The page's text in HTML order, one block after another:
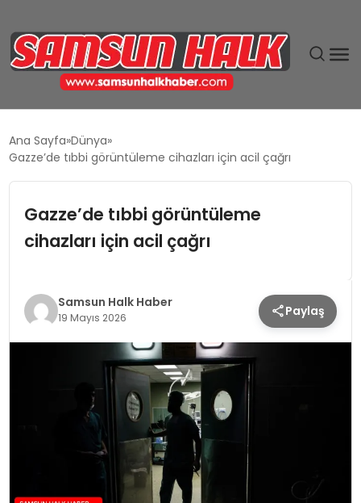
EKONOMI
MAGAZIN
SIYASET
Ana Sayfa Dünya
Gazze’de tıbbi görüntüleme cihazları için acil çağrı
Gazze’de tıbbi görüntüleme
cihazları için acil çağrı
Samsun Halk Haber
19 Mayıs 2026 Paylaş